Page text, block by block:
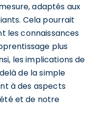
adaptés aux
Cela pourrait
les connaissances
plus
les implications de
de la simple
à des aspects
et de notre